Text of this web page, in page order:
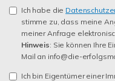
Ich habe die
stimme zu, dass meine
meiner Anfrage
Hinweis: Sie können Ihre
Mail an info@die-
Ich bin Eigentümer einer